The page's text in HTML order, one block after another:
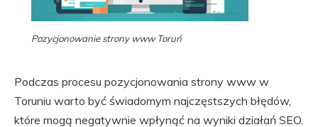
Pozycjonowanie strony www Toruń
Podczas procesu pozycjonowania strony www w
Toruniu warto być świadomym najczęstszych błędów,
które mogą negatywnie wpłynąć na wyniki działań SEO.